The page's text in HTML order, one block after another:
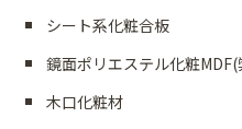
シート系化粧合板
鏡面ポリエステル化粧
木口化粧材